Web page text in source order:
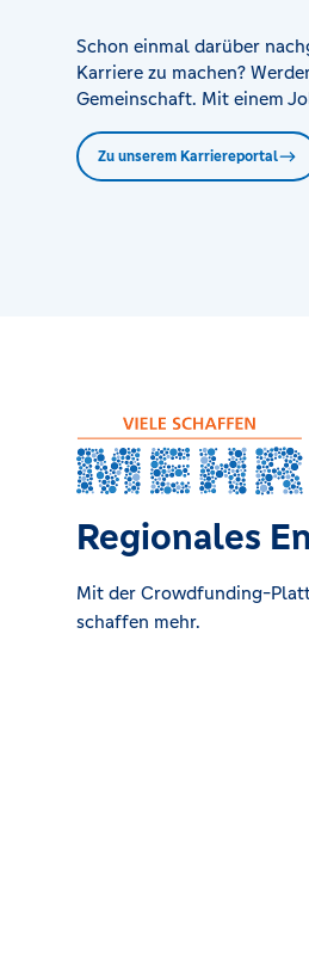
Schon einmal darüber
Karriere zu machen?
Gemeinschaft. Mit einem
Zu unserem Karriereportal
Regionales
Mit der Crowdfunding-
schaffen mehr.